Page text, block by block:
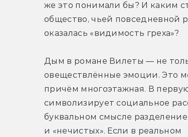
же это понимали бы? И каким
общество, чьей повседневной
оказалась «видимость греха»?
Дым в романе Вилеты — не
овеществлённые эмоции. Это
причём многоэтажная. В
символизирует социальное
буквальном смысле разделение
и «нечистых». Если в реальном